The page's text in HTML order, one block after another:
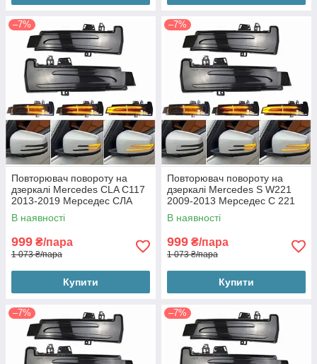
–7%
Повторювач повороту на
дзеркалі Mercedes CLA C117
2013-2019 Мерседес СЛА
117 (2шт динамічні чорні
ЛЕД)
В наявності
999 ₴/пара
1 073 ₴/пара
Купити
–7%
Повторювач повороту на
дзеркалі Mercedes S W221
2009-2013 Мерседес С 221
(2шт динамічні чорні ЛЕД)
В наявності
999 ₴/пара
1 073 ₴/пара
Купити
–7% –7%